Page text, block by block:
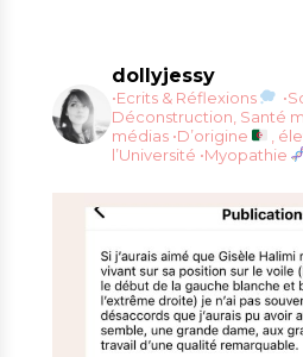
dollyjessy
•Ecrits & Réflexions
Déconstruction, Santé
médias •D’origine
,
l’Université •Myopathie